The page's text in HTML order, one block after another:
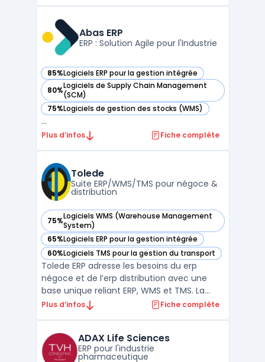
traçabilité, le contrôle qualité et
l'automatisa ...Abas ERP
ERP : Solution Agile pour l'Industrie
85%Logiciels ERP pour la gestion intégrée
— voir Abas ERP dans cette catégorie
80%Logiciels de Supply Chain Management
(SCM)
— voir Abas ERP dans cette catégorie
75%Logiciels de gestion des stocks (WMS)
— voir Abas ERP dans cette catégorie
...
Plus d’infos Fiche complète
Tolede
Suite ERP/WMS/TMS pour négoce &
distribution
75%Logiciels WMS (Warehouse Management
System)
— voir Tolede dans cette catégorie
65%Logiciels ERP pour la gestion intégrée
— voir Tolede dans cette catégorie
60%Logiciels TMS pour la gestion du transport
— voir Tolede dans cette catégorie
Tolede ERP adresse les besoins du erp
négoce et de l’erp distribution avec une
base unique reliant ERP, WMS et TMS. La
solution centralise données commerciales,
applicatifs. Cette architecture vise une
traçabi ...
Plus d’infos Fiche complète
ADAX Life Sciences
ERP pour l'industrie
pharmaceutique